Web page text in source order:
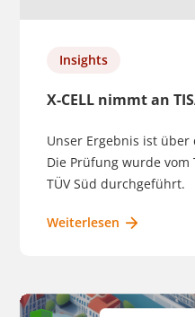
Insights
X-CELL nimmt an
Unser Ergebnis ist über
Die Prüfung wurde vom
TÜV Süd durchgeführt.
Weiterlesen